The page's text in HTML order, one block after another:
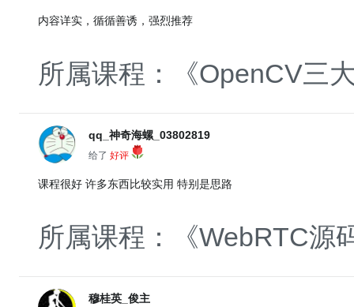
内容详实，循循善诱，强烈推荐
所属课程：《OpenCV三
qq_神奇海螺_03802819
给了 好评
课程很好 许多东西比较实用 特别是思路
所属课程：《WebRTC源
穆桂英_俊主